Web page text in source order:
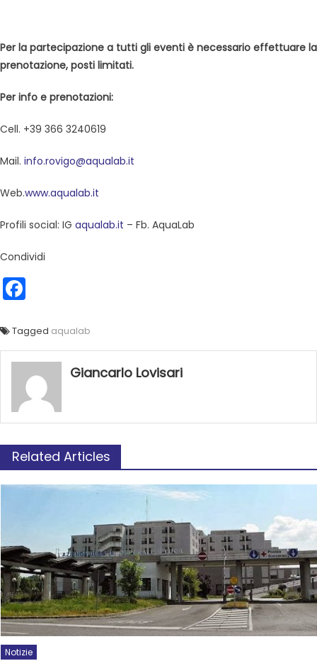
Per la partecipazione a tutti gli eventi è necessario effettuare la
prenotazione, posti limitati.
Per info e prenotazioni:
Cell. +39 366 3240619
Mail. info.rovigo@aqualab.it
Web.www.aqualab.it
Profili social: IG aqualab.it – Fb. AquaLab
Condividi
Tagged aqualab
Giancarlo Lovisari
Related Articles
Notizie